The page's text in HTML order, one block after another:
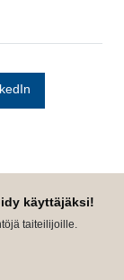
käyttäjäksi!
taiteilijoille.